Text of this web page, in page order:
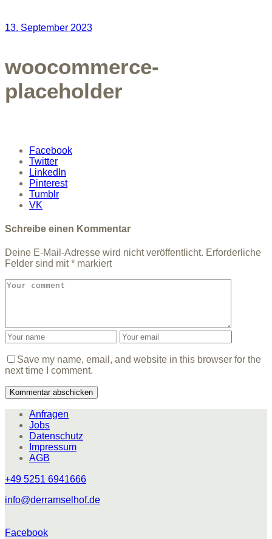
13. September 2023
woocommerce-
placeholder
Facebook
Twitter
LinkedIn
Pinterest
Tumblr
VK
Schreibe einen Kommentar
Deine E-Mail-Adresse wird nicht veröffentlicht. Erforderliche
Felder sind mit* markiert
Save my name, email, and website in this browser for the
next time I comment.
Anfragen
Jobs
Datenschutz
Impressum
AGB
+49 5251 6941666
info@derramselhof.de
Facebook